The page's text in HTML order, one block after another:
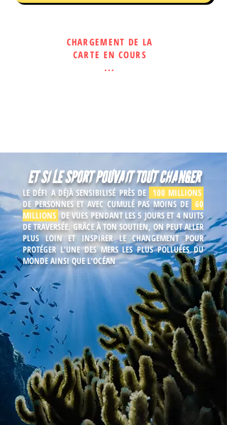
CHARGEMENT DE LA
CARTE EN COURS
...
ET SI LE SPORT POUVAIT TOUT CHANGER
LE DÉFI A DÉJÀ SENSIBILISÉ PRÈS DE 100 MILLIONS
DE PERSONNES ET AVEC CUMULÉ PAS MOINS DE 60
MILLIONS DE VUES PENDANT LES 5 JOURS ET 4 NUITS
DE TRAVERSÉE. GRÂCE À TON SOUTIEN, ON PEUT ALLER
PLUS LOIN ET INSPIRER LE CHANGEMENT POUR
PROTÉGER L'UNE DES MERS LES PLUS POLLUÉES DU
MONDE AINSI QUE L'OCÉAN